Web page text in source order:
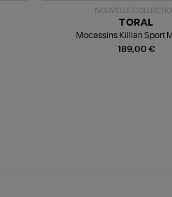
NOUVELLE
189,00 €
TORAL
Mocassins Killian Sport